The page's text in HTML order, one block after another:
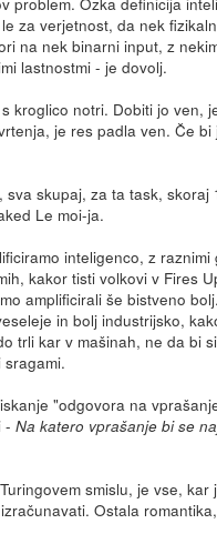
za verjetnost, da nek
na nek binarni input, z
lastnostmi - je dovolj.
kroglico notri. Dobiti jo ven,
je res padla ven. Če
sva skupaj, za ta task, skoraj
Le moi-ja.
inteligenco, z raznimi
kakor tisti volkovi v Fires
amplificirali še bistveno
in bolj industrijsko,
trli kar v mašinah, ne da bi
"odgovora na
-Na katero vprašanje bi se
smislu, je vse, kar
Ostala